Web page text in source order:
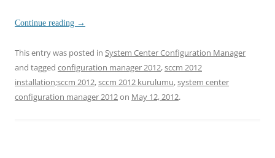
Continue reading →
This entry was posted in System Center Configuration Manager
and tagged configuration manager 2012,sccm 2012
installation;sccm 2012,sccm 2012 kurulumu,system center
configuration manager 2012on May 12, 2012.